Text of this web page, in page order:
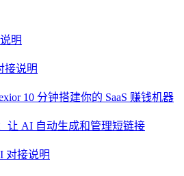
明
接说明
10 分钟搭建你的 SaaS 赚钱机器
让 AI 自动生成和管理短链接
对接说明